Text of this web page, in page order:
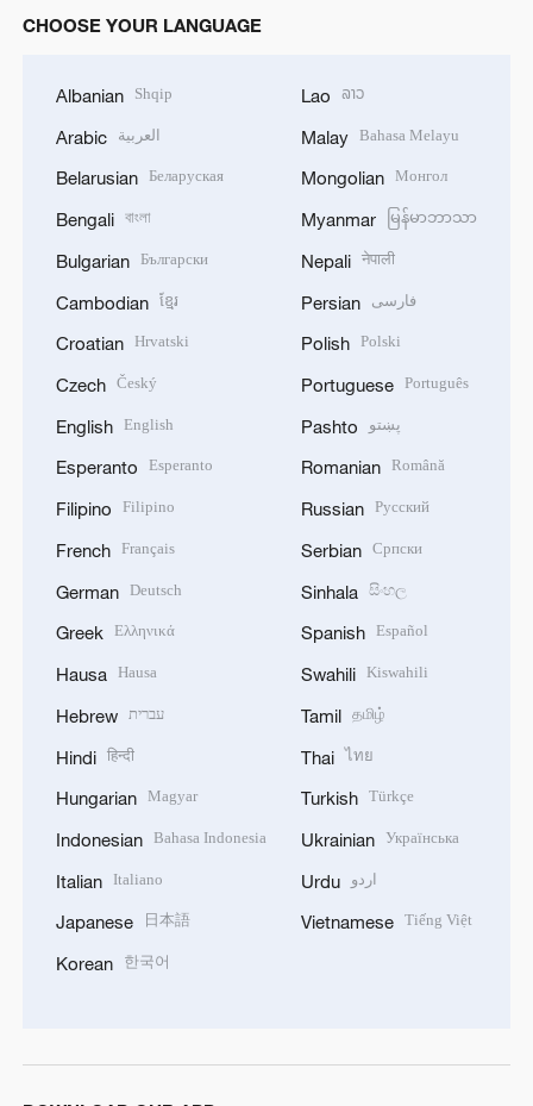
CHOOSE YOUR LANGUAGE
Albanian Shqip
Arabic العربية
Belarusian Беларуская
Bengali বাংলা
Bulgarian Български
Cambodian ខ្មែរ
Croatian Hrvatski
Czech Český
English English
Esperanto Esperanto
Filipino Filipino
French Français
German Deutsch
Greek Ελληνικά
Hausa Hausa
Hebrew עברית
Hindi हिन्दी
Hungarian Magyar
Indonesian Bahasa Indonesia
Italian Italiano
Japanese 日本語
Korean 한국어
Lao ລາວ
Malay Bahasa Melayu
Mongolian Монгол
Myanmar မြန်မာဘာသာ
Nepali नेपाली
Persian فارسی
Polish Polski
Portuguese Português
Pashto پښتو
Romanian Română
Russian Русский
Serbian Српски
Sinhala සිංහල
Spanish Español
Swahili Kiswahili
Tamil தமிழ்
Thai ไทย
Turkish Türkçe
Ukrainian Українська
Urdu اردو
Vietnamese Tiếng Việt